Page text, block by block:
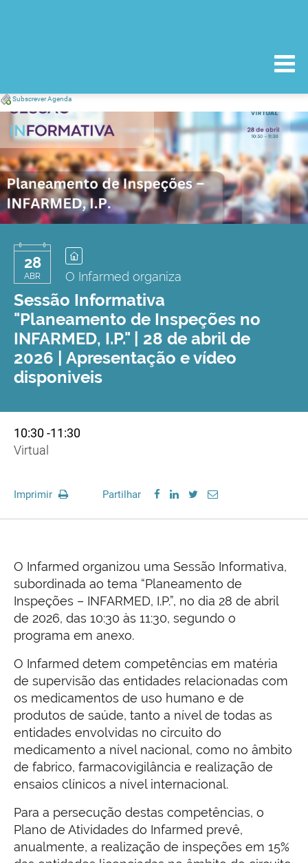
Subscrever Agenda
28
ABR O Infarmed organiza
Sessão Informativa
"Planeamento de Inspeções no
INFARMED, I.P." | 28 de abril de
2026 | Apresentação e vídeo
disponiveis
10:30 -11:30
Virtual
Imprimir Partilhar
O Infarmed organizou uma Sessão Informativa,
subordinada ao tema “Planeamento de
Inspeções – INFARMED, I.P.”, no dia 28 de abril
de 2026, das 10:30 às 11:30, segundo o
programa em anexo.
O Infarmed detem competências em matéria
de supervisão das entidades relacionadas com
os medicamentos de uso humano e de
produtos de saúde, tanto a nível de todas as
entidades envolvidas no circuito do
medicamento a nível nacional, como no âmbito
de fabrico, farmacovigilância e realização de
ensaios clínicos a nível internacional.
Para a persecução destas competências, o
Plano de Atividades do Infarmed prevê,
anualmente, a realização de inspeções em 15%